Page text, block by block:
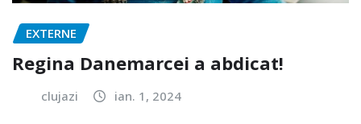
EXTERNE
Regina Danemarcei a abdicat!
clujazi ian. 1, 2024